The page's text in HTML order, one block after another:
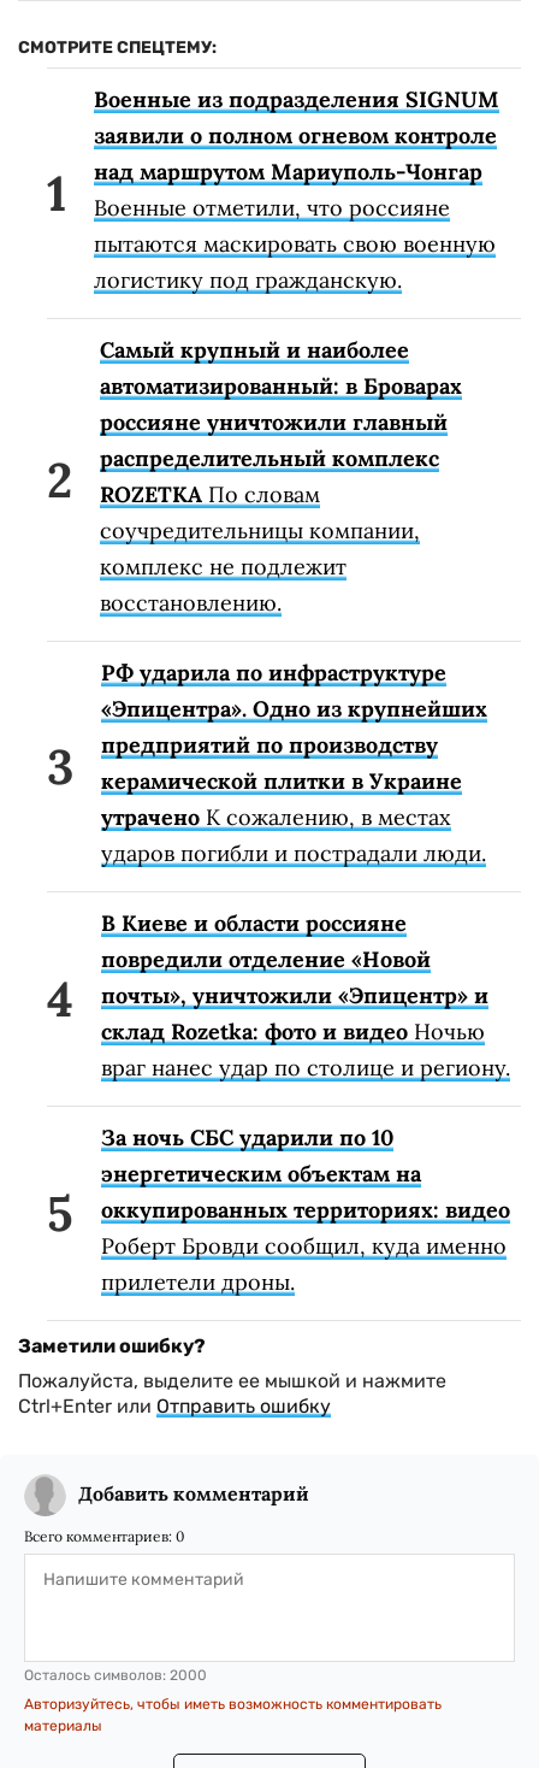
СМОТРИТЕ СПЕЦТЕМУ:
Военные из подразделения SIGNUM
заявили о полном огневом контроле
над маршрутом Мариуполь-Чонгар
Военные отметили, что россияне
пытаются маскировать свою военную
логистику под гражданскую.
Самый крупный и наиболее
автоматизированный: в Броварах
россияне уничтожили главный
распределительный комплекс
ROZETKA По словам
соучредительницы компании,
комплекс не подлежит
восстановлению.
РФ ударила по инфраструктуре
«Эпицентра». Одно из крупнейших
предприятий по производству
керамической плитки в Украине
утрачено К сожалению, в местах
ударов погибли и пострадали люди.
В Киеве и области россияне
повредили отделение «Новой
почты», уничтожили «Эпицентр» и
склад Rozetka: фото и видео Ночью
враг нанес удар по столице и региону.
За ночь СБС ударили по 10
энергетическим объектам на
оккупированных территориях: видео
Роберт Бровди сообщил, куда именно
прилетели дроны.
Заметили ошибку?
Пожалуйста, выделите ее мышкой и нажмите
Ctrl+Enter или Отправить ошибку
Добавить комментарий
Всего комментариев: 0
Осталось символов: 2000
Авторизуйтесь, чтобы иметь возможность комментировать
материалы